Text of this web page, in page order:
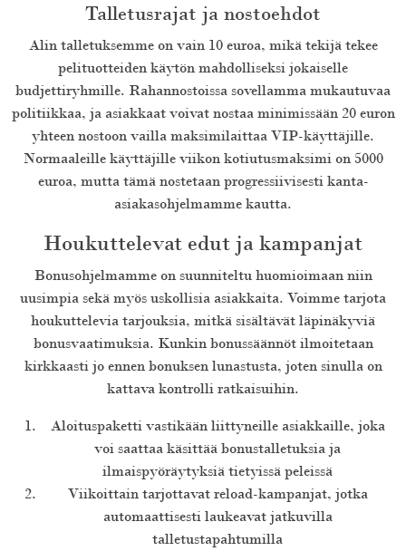
Talletusrajat ja nostoehdot
Alin talletuksemme on vain 10 euroa, mikä tekijä tekee
pelituotteiden käytön mahdolliseksi jokaiselle
budjettiryhmille. Rahannostoissa sovellamma mukautuvaa
politiikkaa, ja asiakkaat voivat nostaa minimissään 20 euron
yhteen nostoon vailla maksimilaittaa VIP-käyttäjille.
Normaaleille käyttäjille viikon kotiutusmaksimi on 5000
euroa, mutta tämä nostetaan progressiivisesti kanta-
asiakasohjelmamme kautta.
Houkuttelevat edut ja kampanjat
Bonusohjelmamme on suunniteltu huomioimaan niin
uusimpia sekä myös uskollisia asiakkaita. Voimme tarjota
houkuttelevia tarjouksia, mitkä sisältävät läpinäkyviä
bonusvaatimuksia. Kunkin bonussäännöt ilmoitetaan
kirkkaasti jo ennen bonuksen lunastusta, joten sinulla on
kattava kontrolli ratkaisuihin.
Aloituspaketti vastikään liittyneille asiakkaille, joka
voi saattaa käsittää bonustalletuksia ja
ilmaispyöräytyksiä tietyissä peleissä
Viikoittain tarjottavat reload-kampanjat, jotka
automaattisesti laukeavat jatkuvilla
talletustapahtumilla